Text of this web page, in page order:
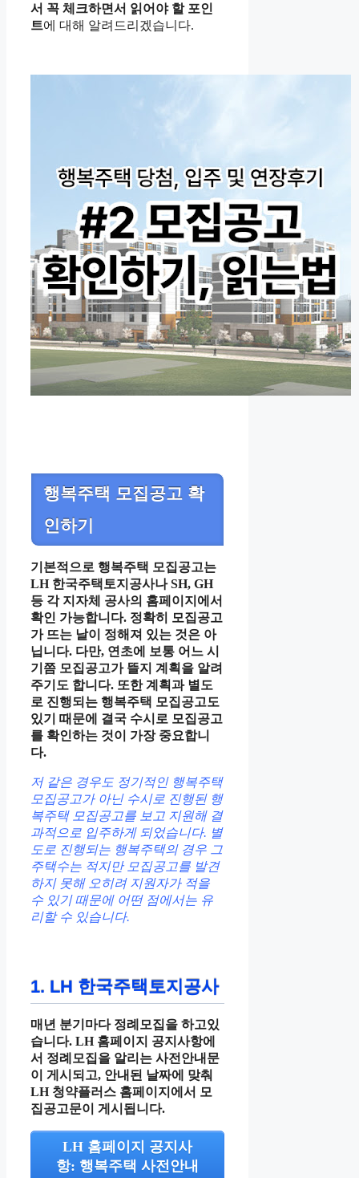
서 꼭 체크하면서 읽어야 할 포인
트에 대해 알려드리겠습니다.
행복주택 모집공고 확
인하기
기본적으로 행복주택 모집공고는
LH 한국주택토지공사나 SH, GH
등 각 지자체 공사의 홈페이지에서
확인 가능합니다. 정확히 모집공고
가 뜨는 날이 정해져 있는 것은 아
닙니다. 다만, 연초에 보통 어느 시
기쯤 모집공고가 뜰지 계획을 알려
주기도 합니다. 또한 계획과 별도
로 진행되는 행복주택 모집공고도
있기 때문에 결국 수시로 모집공고
를 확인하는 것이 가장 중요합니
다.
저 같은 경우도 정기적인 행복주택
모집공고가 아닌 수시로 진행된 행
복주택 모집공고를 보고 지원해 결
과적으로 입주하게 되었습니다. 별
도로 진행되는 행복주택의 경우 그
주택수는 적지만 모집공고를 발견
하지 못해 오히려 지원자가 적을
수 있기 때문에 어떤 점에서는 유
리할 수 있습니다.
1. LH 한국주택토지공사
매년 분기마다 정례모집을 하고있
습니다. LH 홈페이지 공지사항에
서 정례모집을 알리는 사전안내문
이 게시되고, 안내된 날짜에 맞춰
LH 청약플러스 홈페이지에서 모
집공고문이 게시됩니다.
LH 홈페이지 공지사
항: 행복주택 사전안내